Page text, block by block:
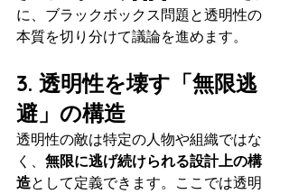
に、ブラックボックス問題と透明性の
本質を切り分けて議論を進めます。
3. 透明性を壊す「無限逃
避」の構造
透明性の敵は特定の人物や組織ではな
く、 無限に逃げ続けられる設計上の構
造として定義できます。ここでは透明